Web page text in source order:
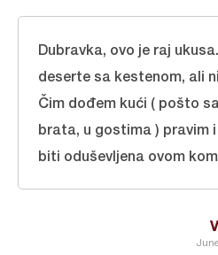
Dubravka, ovo je raj
deserte sa kestenom, ali
Čim dođem kući ( pošto
brata, u gostima ) pravim
biti oduševljena ovom